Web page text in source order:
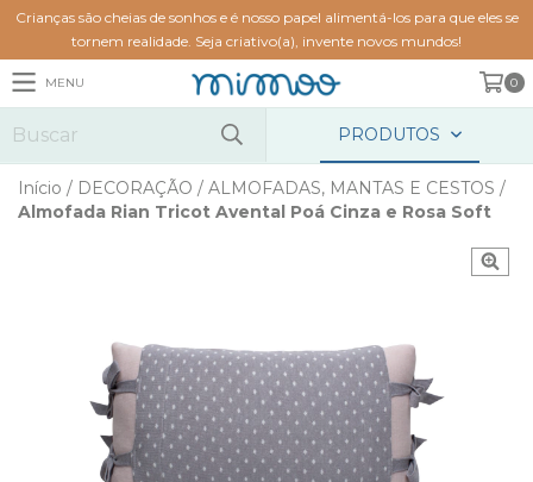
Crianças são cheias de sonhos e é nosso papel alimentá-los para que eles se
tornem realidade. Seja criativo(a), invente novos mundos!
MENU 0
PRODUTOS
Início / DECORAÇÃO / ALMOFADAS, MANTAS E CESTOS /
Almofada Rian Tricot Avental Poá Cinza e Rosa Soft